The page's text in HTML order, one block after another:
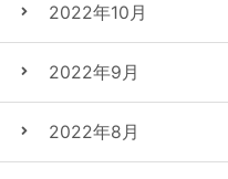
2022年10月
2022年9月
2022年8月